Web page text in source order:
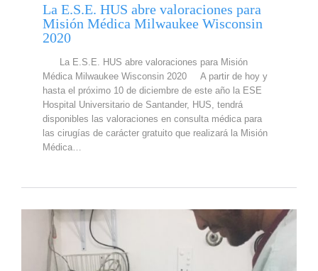
La E.S.E. HUS abre valoraciones para
Misión Médica Milwaukee Wisconsin
2020
La E.S.E. HUS abre valoraciones para Misión
Médica Milwaukee Wisconsin 2020 A partir de hoy y
hasta el próximo 10 de diciembre de este año la ESE
Hospital Universitario de Santander, HUS, tendrá
disponibles las valoraciones en consulta médica para
las cirugías de carácter gratuito que realizará la Misión
Médica…